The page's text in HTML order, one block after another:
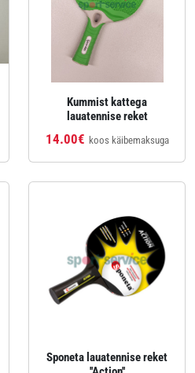
Kummist kattega
lauatennise reket
14.00€ koos käibemaksuga
Sponeta lauatennise reket